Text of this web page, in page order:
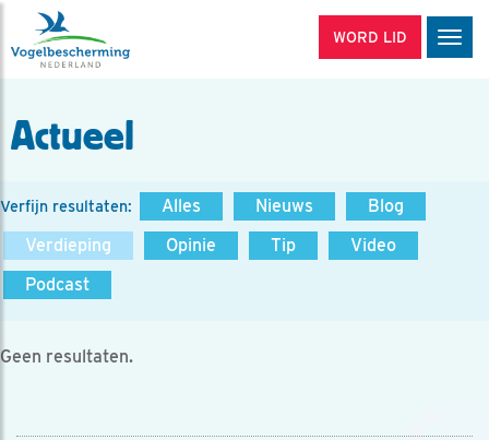
WORD LID
Actueel
Verfijn resultaten: Alles Nieuws
Blog
Verdieping
Opinie Tip
Video
Podcast
Geen resultaten.